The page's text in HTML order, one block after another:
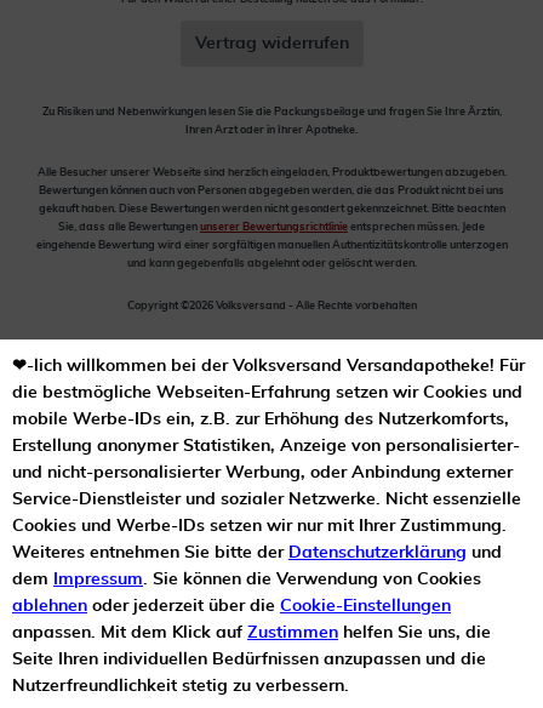
Vertrag widerrufen
Zu Risiken und Nebenwirkungen lesen Sie die Packungsbeilage und fragen Sie Ihre Ärztin,
Ihren Arzt oder in Ihrer Apotheke.
Alle Besucher unserer Webseite sind herzlich eingeladen, Produktbewertungen abzugeben.
Bewertungen können auch von Personen abgegeben werden, die das Produkt nicht bei uns
gekauft haben. Diese Bewertungen werden nicht gesondert gekennzeichnet. Bitte beachten
Sie, dass alle Bewertungen unserer Bewertungsrichtlinie entsprechen müssen. Jede
eingehende Bewertung wird einer sorgfältigen manuellen Authentizitätskontrolle unterzogen
und kann gegebenfalls abgelehnt oder gelöscht werden.
Copyright ©2026 Volksversand - Alle Rechte vorbehalten
❤-lich willkommen bei der Volksversand Versandapotheke! Für
die bestmögliche Webseiten-Erfahrung setzen wir Cookies und
mobile Werbe-IDs ein, z.B. zur Erhöhung des Nutzerkomforts,
Erstellung anonymer Statistiken, Anzeige von personalisierter-
und nicht-personalisierter Werbung, oder Anbindung externer
Service-Dienstleister und sozialer Netzwerke. Nicht essenzielle
Cookies und Werbe-IDs setzen wir nur mit Ihrer Zustimmung.
Weiteres entnehmen Sie bitte der Datenschutzerklärung und
dem
Impressum. Sie können die Verwendung von Cookies
ablehnen oder jederzeit über die Cookie-Einstellungen
anpassen. Mit dem Klick auf Zustimmen helfen Sie uns, die
Seite Ihren individuellen Bedürfnissen anzupassen und die
Nutzerfreundlichkeit stetig zu verbessern.